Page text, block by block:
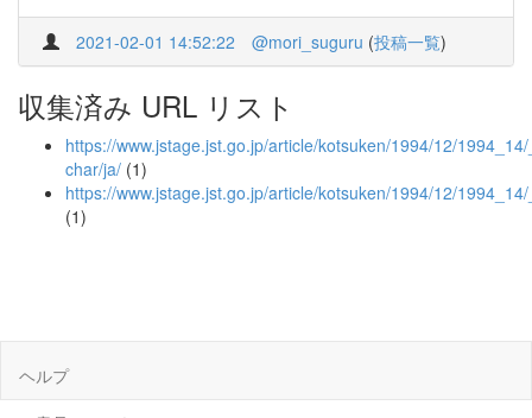
2021-02-01 14:52:22 @mori_suguru (投稿一覧)
収集済み URL リスト
https://www.jstage.jst.go.jp/article/kotsuken/1994/12/
char/ja/ (1)
https://www.jstage.jst.go.jp/article/kotsuken/1994/12/
(1)
ヘルプ